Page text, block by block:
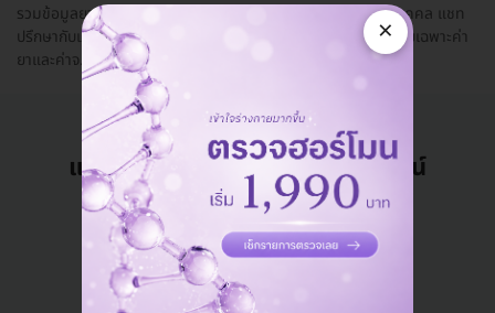
รวมข้อมูลยา ใช้ยาอะไรดีให้เหมาะกับอาการและสุขภาพของแต่ละบุคคล แชท
ปรึกษากับเภสัชกรที่มีใบอนุญาตให้แน่ใจก่อน! ปรึกษาฟรี มีค่าใช้จ่ายเฉพาะค่า
ยาและค่าจ...อ่านเพิ่ม
แอดมินพร้อมดูแลคุณทุกวันทางไลน์
คุยกับแอดมิน ฟรี!
×